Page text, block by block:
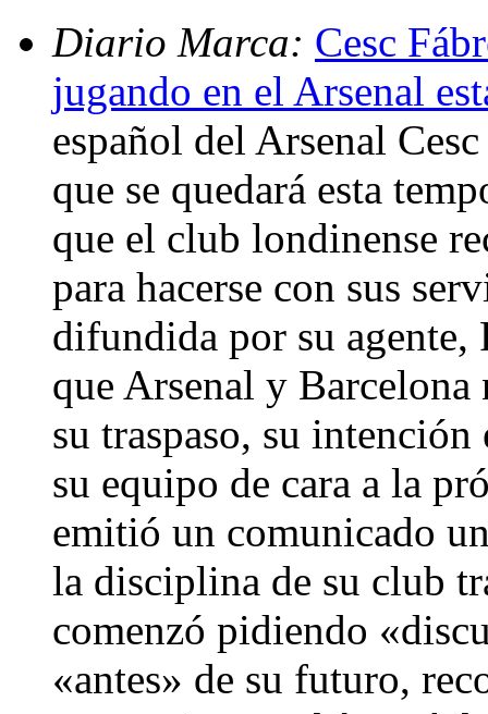
Diario Marca: Cesc
jugando en el Arsenal
español del Arsenal
que se quedará esta
que el club londinense
para hacerse con sus
difundida por su agente,
que Arsenal y Barcelona
su traspaso, su
su equipo de cara a la
emitió un comunicado
la disciplina de su club
comenzó pidiendo
«antes» de su futuro,